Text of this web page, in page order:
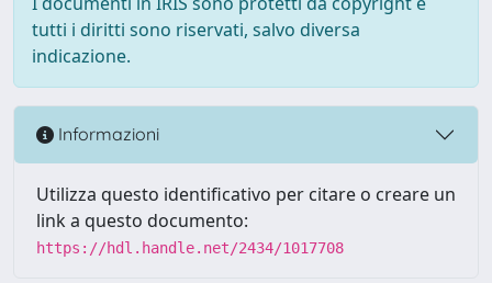
tutti i diritti sono riservati, salvo diversa
indicazione.
Informazioni
Utilizza questo identificativo per citare o creare un
link a questo documento:
https://hdl.handle.net/2434/1017708